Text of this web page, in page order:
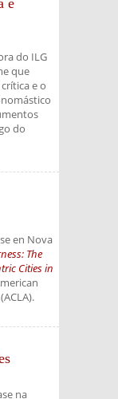
do ILG
que
e o
do
en Nova
The
Cities in
na